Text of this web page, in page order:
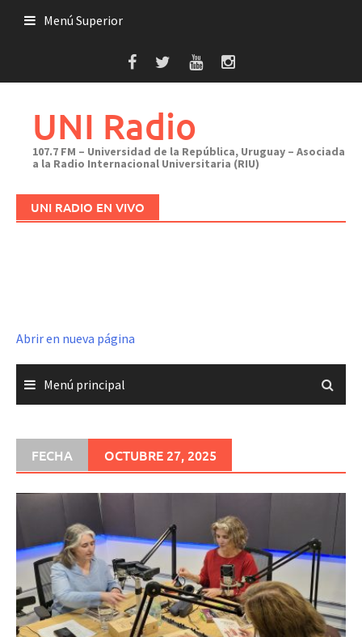
Menú Superior
UNI Radio
107.7 FM – Universidad de la República, Uruguay – Asociada
a la Radio Internacional Universitaria (RIU)
UNI RADIO EN VIVO
Abrir en nueva página
Menú principal
FECHA OCTUBRE 27, 2025